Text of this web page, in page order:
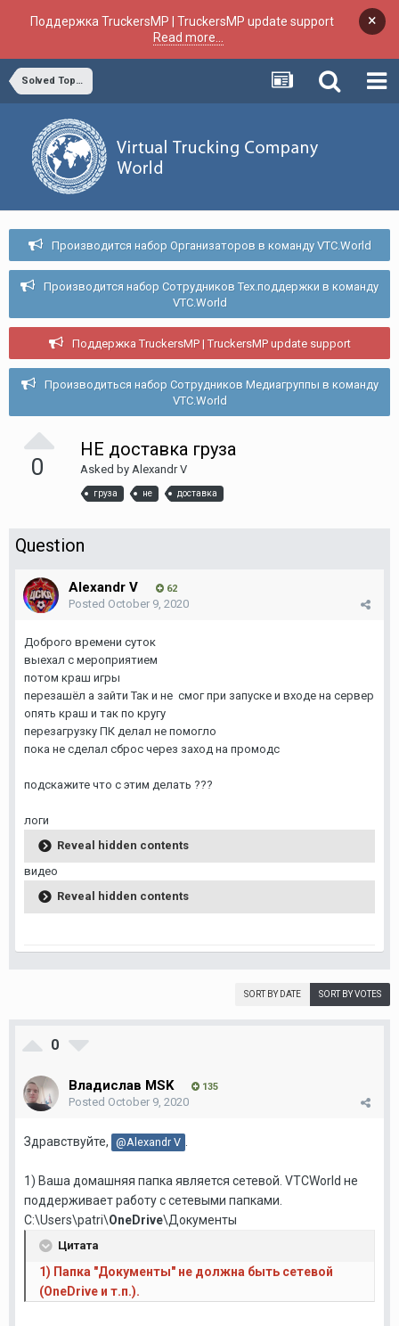
Поддержка TruckersMP | TruckersMP update support
Read more...
×
Solved Topics
Производится набор Организаторов в команду VTC.World
Производится набор Сотрудников Тех.поддержки в команду
VTC.World
Поддержка TruckersMP | TruckersMP update support
Производиться набор Сотрудников Медиагруппы в команду
VTC.World
0
НЕ доставка груза
Asked by Alexandr V
груза не доставка
Question
Alexandr V 62
Posted October 9, 2020
Доброго времени суток
выехал с мероприятием
потом краш игры
перезашёл а зайти Так и не смог при запуске и входе на сервер
опять краш и так по кругу
перезагрузку ПК делал не помогло
пока не сделал сброс через заход на промодс
подскажите что с этим делать ???
логи
Reveal hidden contents
видео
Reveal hidden contents
SORT BY VOTES
SORT BY DATE
0
Владислав MSK 135
Posted October 9, 2020
Здравствуйте, @Alexandr V
1) Ваша домашняя папка является сетевой. VTCWorld не
поддерживает работу с сетевыми папками.
C:\Users\patri\OneDrive\Документы
Цитата
1) Папка "Документы" не должна быть сетевой
(OneDrive и т.п.).